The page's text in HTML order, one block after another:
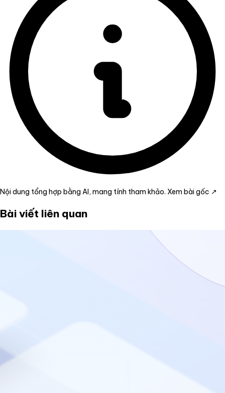
Nội dung tổng hợp bằng AI, mang tính tham khảo. Xem bài gốc ↗
Bài viết liên quan